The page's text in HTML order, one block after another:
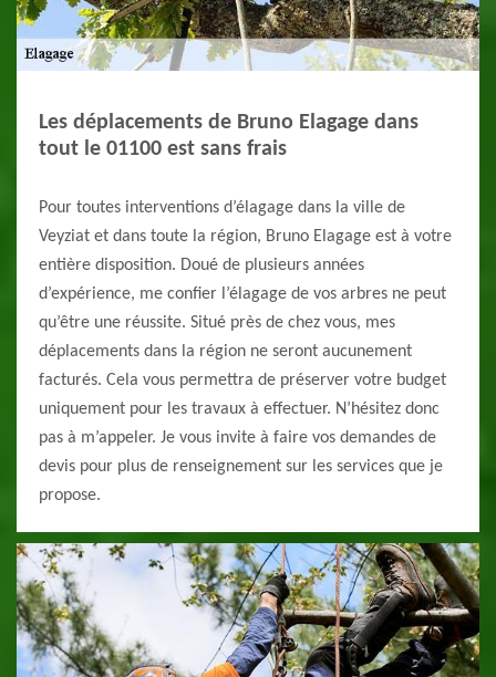
Les déplacements de Bruno Elagage dans
tout le 01100 est sans frais
Pour toutes interventions d’élagage dans la ville de
Veyziat et dans toute la région, Bruno Elagage est à votre
entière disposition. Doué de plusieurs années
d’expérience, me confier l’élagage de vos arbres ne peut
qu’être une réussite. Situé près de chez vous, mes
déplacements dans la région ne seront aucunement
facturés. Cela vous permettra de préserver votre budget
uniquement pour les travaux à effectuer. N’hésitez donc
pas à m’appeler. Je vous invite à faire vos demandes de
devis pour plus de renseignement sur les services que je
propose.